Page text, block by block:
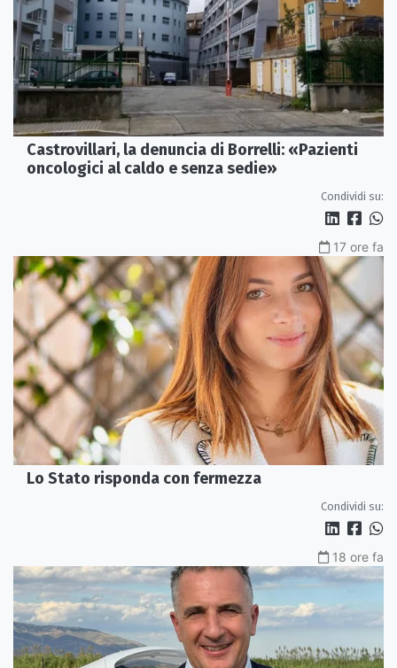
Castrovillari, la denuncia di Borrelli: «Pazienti
oncologici al caldo e senza sedie»
Condividi su:
17 ore fa
Lo Stato risponda con fermezza
Condividi su:
18 ore fa